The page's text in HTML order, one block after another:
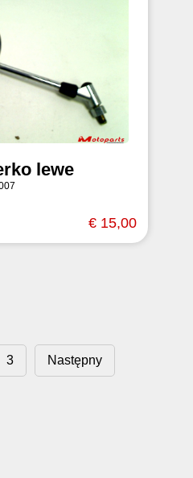
lewe
€ 15,00
3 Następny